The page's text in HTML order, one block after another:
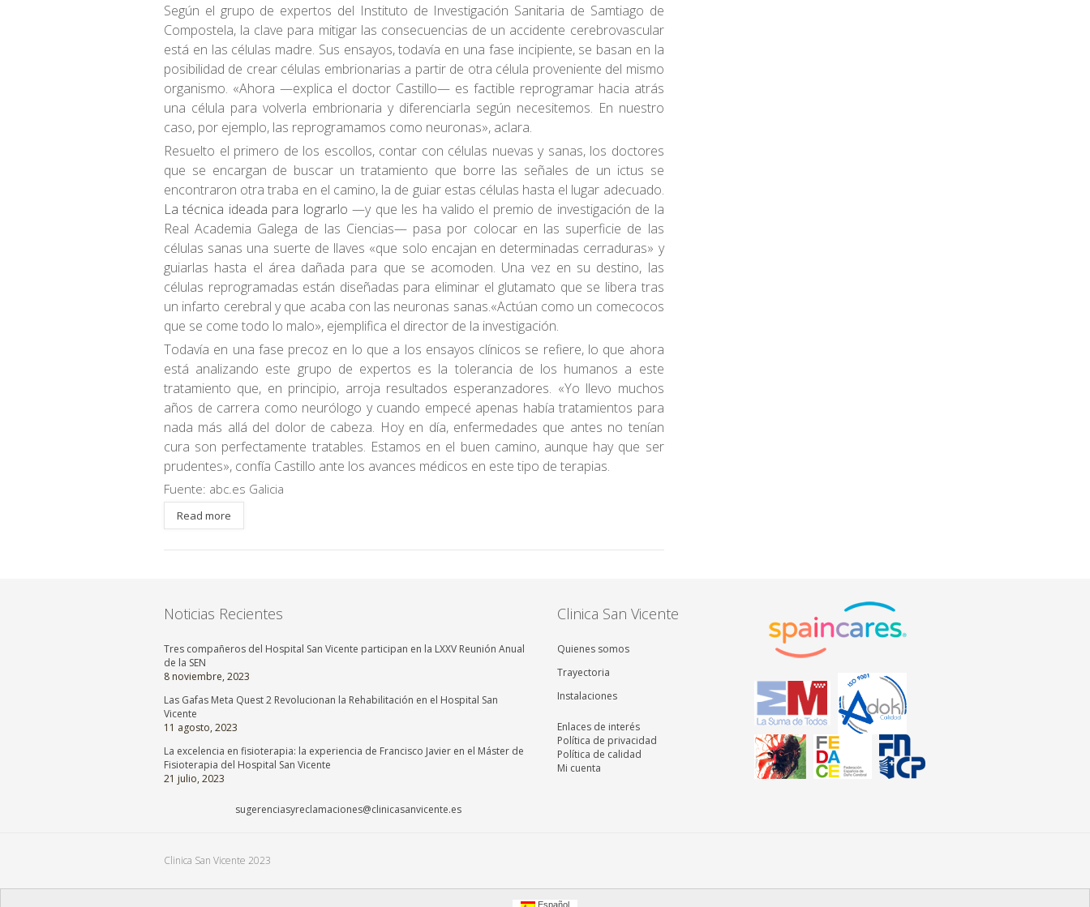
Según el grupo de expertos del Instituto de Investigación Sanitaria de Samtiago de
Compostela, la clave para mitigar las consecuencias de un accidente cerebrovascular
está en las células madre. Sus ensayos, todavía en una fase incipiente, se basan en la
posibilidad de crear células embrionarias a partir de otra célula proveniente del mismo
organismo. «Ahora —explica el doctor Castillo— es factible reprogramar hacia atrás
una célula para volverla embrionaria y diferenciarla según necesitemos. En nuestro
caso, por ejemplo, las reprogramamos como neuronas», aclara.
Resuelto el primero de los escollos, contar con células nuevas y sanas, los doctores
que se encargan de buscar un tratamiento que borre las señales de un ictus se
encontraron otra traba en el camino, la de guiar estas células hasta el lugar adecuado.
La técnica ideada para lograrlo —y que les ha valido el premio de investigación de la
Real Academia Galega de las Ciencias— pasa por colocar en las superficie de las
células sanas una suerte de llaves «que solo encajan en determinadas cerraduras» y
guiarlas hasta el área dañada para que se acomoden. Una vez en su destino, las
células reprogramadas están diseñadas para eliminar el glutamato que se libera tras
un infarto cerebral y que acaba con las neuronas sanas.«Actúan como un comecocos
que se come todo lo malo», ejemplifica el director de la investigación.
Todavía en una fase precoz en lo que a los ensayos clínicos se refiere, lo que ahora
está analizando este grupo de expertos es la tolerancia de los humanos a este
tratamiento que, en principio, arroja resultados esperanzadores. «Yo llevo muchos
años de carrera como neurólogo y cuando empecé apenas había tratamientos para
nada más allá del dolor de cabeza. Hoy en día, enfermedades que antes no tenían
cura son perfectamente tratables. Estamos en el buen camino, aunque hay que ser
prudentes», confía Castillo ante los avances médicos en este tipo de terapias.
Fuente: abc.es Galicia
Read more
Noticias Recientes
Tres compañeros del Hospital San Vicente participan en la LXXV Reunión Anual
de la SEN
8 noviembre, 2023
Las Gafas Meta Quest 2 Revolucionan la Rehabilitación en el Hospital San
Vicente
11 agosto, 2023
La excelencia en fisioterapia: la experiencia de Francisco Javier en el Máster de
Fisioterapia del Hospital San Vicente
21 julio, 2023
sugerenciasyreclamaciones@clinicasanvicente.es
Clinica San Vicente
Quienes somos
Trayectoria
Instalaciones
Enlaces de interés
Política de privacidad
Política de calidad
Mi cuenta
Clinica San Vicente 2023
Español